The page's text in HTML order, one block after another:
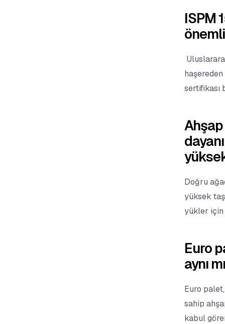
ISPM
haşereden
sertifikası
Doğru
yüksek
yükler
Euro
aynı
Euro
sahip
kabul